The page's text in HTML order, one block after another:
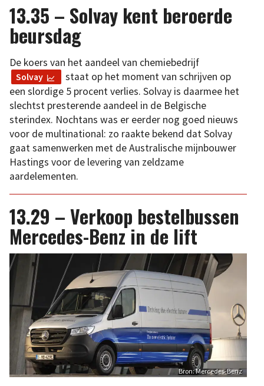
13.35 – Solvay kent beroerde
beursdag
De koers van het aandeel van chemiebedrijf
Solvay
staat op het moment van schrijven op
een slordige 5 procent verlies. Solvay is daarmee het
slechtst presterende aandeel in de Belgische
sterindex. Nochtans was er eerder nog goed nieuws
voor de multinational: zo raakte bekend dat Solvay
gaat samenwerken met de Australische mijnbouwer
Hastings voor de levering van zeldzame
aardelementen.
13.29 – Verkoop bestelbussen
Mercedes-Benz in de lift
Bron: Mercedes-Benz